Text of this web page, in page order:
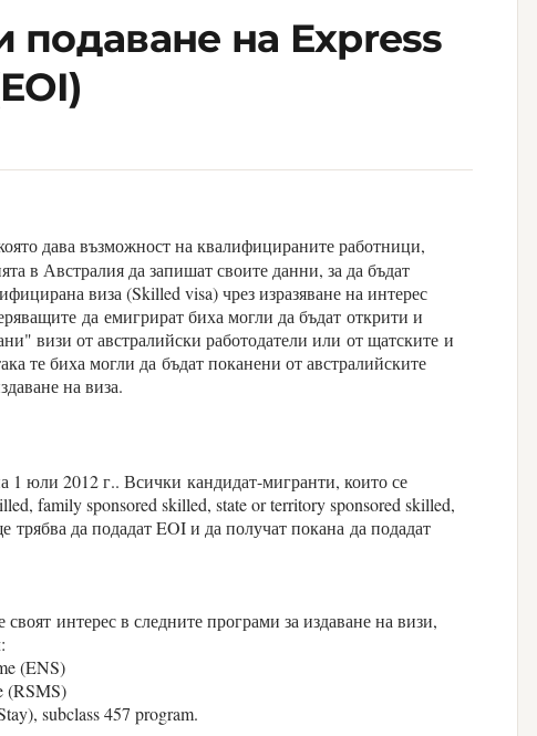
подаванe на Express
дава възможност на квалифицираните работници,
в Австралия да запишат своите данни, за да бъдат
виза (Skilled visa) чрез изразяване на интерес
да емигрират биха могли да бъдат открити и
визи от австралийски работодатели или от щатските и
те биха могли да бъдат поканени от австралийските
на виза.
1 юли 2012 г.. Всички кандидат-мигранти, които се
family sponsored skilled, state or territory sponsored skilled,
трябва да подадат EOI и да получат покана да подадат
интерес в следните програми за издаване на визи,
(ENS)
(RSMS)
subclass 457 program.